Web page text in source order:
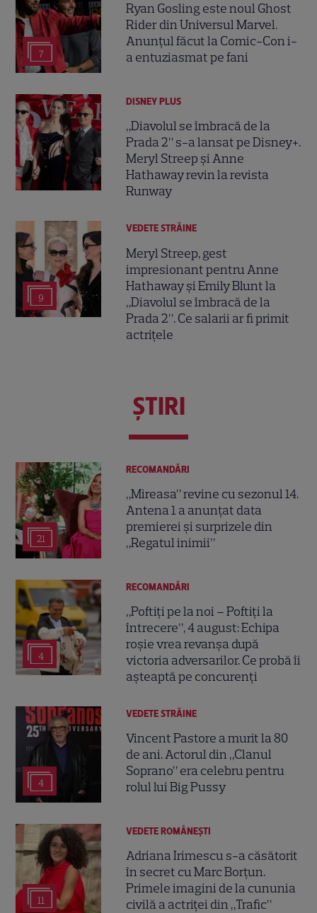
7
Ryan Gosling este noul Ghost
Rider din Universul Marvel.
Anunțul făcut la Comic-Con i-
a entuziasmat pe fani
DISNEY PLUS
„Diavolul se îmbracă de la
Prada 2” s-a lansat pe Disney+.
Meryl Streep și Anne
Hathaway revin la revista
Runway
9
VEDETE STRĂINE
Meryl Streep, gest
impresionant pentru Anne
Hathaway și Emily Blunt la
„Diavolul se îmbracă de la
Prada 2”. Ce salarii ar fi primit
actrițele
ŞTIRI
21
RECOMANDĂRI
„Mireasa” revine cu sezonul 14.
Antena 1 a anunțat data
premierei și surprizele din
„Regatul inimii”
4
RECOMANDĂRI
„Poftiți pe la noi – Poftiți la
întrecere”, 4 august: Echipa
roșie vrea revanșa după
victoria adversarilor. Ce probă îi
așteaptă pe concurenți
4
VEDETE STRĂINE
Vincent Pastore a murit la 80
de ani. Actorul din „Clanul
Soprano” era celebru pentru
rolul lui Big Pussy
11
VEDETE ROMÂNEŞTI
Adriana Irimescu s-a căsătorit
în secret cu Marc Borțun.
Primele imagini de la cununia
civilă a actriței din „Trafic”